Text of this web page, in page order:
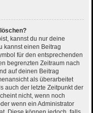
kannst du nur deine
kannst einen Beitrag
für den entsprechenden
begrenzten Zeitraum nach
auf deinen Beitrag
als überarbeitet
auch der letzte Zeitpunkt der
nicht, wenn noch
wenn ein Administrator